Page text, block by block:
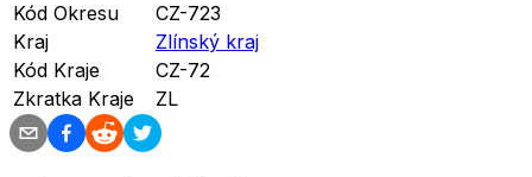
Kód Okresu
CZ-723
Kraj
Zlínský kraj
Kód Kraje
CZ-72
Zkratka Kraje
ZL